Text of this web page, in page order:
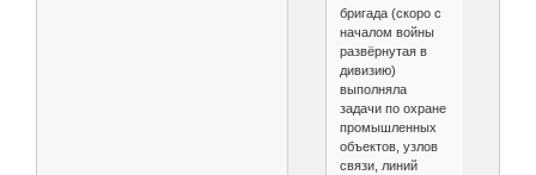
бригада (скоро с
началом войны
развёрнутая в
дивизию)
выполняла
задачи по охране
промышленных
объектов, узлов
связи, линий